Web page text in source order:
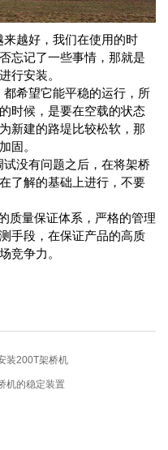
越好，我们在使用的时
忘记了一些事情，那就是
行安装。
希望它能平稳的运行，所
时候，是要在空载的状态
新建的路堤比较松软，那
固。
没有问题之后，在将架桥
了解的基础上进行，不要
量保证体系，严格的管理
手段，在保证产品的高质
竞争力。
装200T架桥机
机的稳定装置